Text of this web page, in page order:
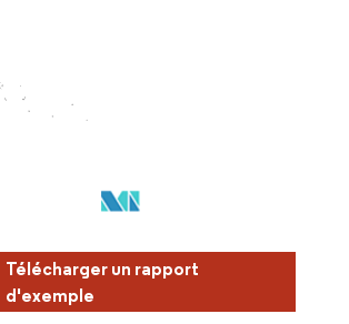
Télécharger un rapport
d'exemple